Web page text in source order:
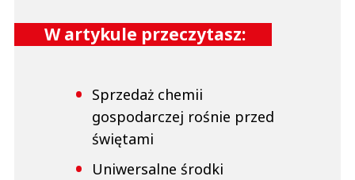
W artykule przeczytasz:
Sprzedaż chemii
gospodarczej rośnie przed
świętami
Uniwersalne środki